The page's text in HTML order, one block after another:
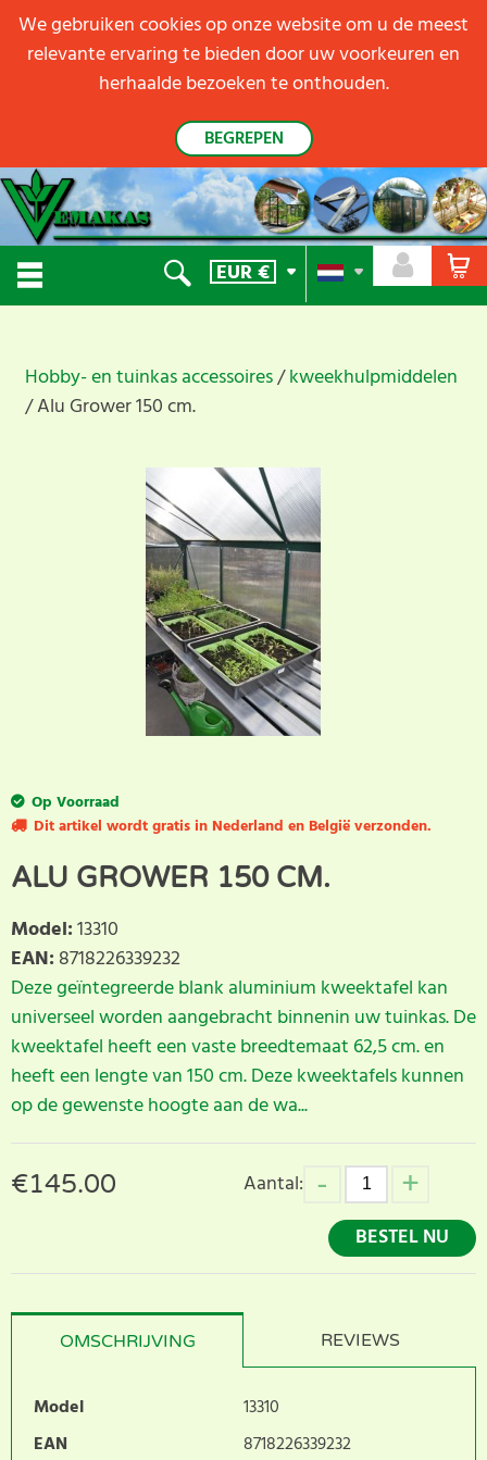
EUR€
Hobby- en tuinkas accessoires kweekhulpmiddelen
Alu Grower 150 cm.
Op Voorraad
Dit artikel wordt gratis in Nederland en België verzonden.
ALU GROWER 150 CM.
Model:13310
EAN: 8718226339232
Deze geïntegreerde blank aluminium kweektafel kan
universeel worden aangebracht binnenin uw tuinkas. De
kweektafel heeft een vaste breedtemaat 62,5 cm. en
heeft een lengte van 150 cm. Deze kweektafels kunnen
op de gewenste hoogte aan de wa...
€145.00
Aantal:
BESTEL NU
OMSCHRIJVING REVIEWS
Model
13310
EAN
8718226339232
We gebruiken cookies op onze website om u de meest
relevante ervaring te bieden door uw voorkeuren en
herhaalde bezoeken te onthouden.
BEGREPEN